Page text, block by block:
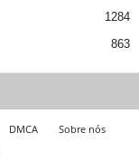
1284
863
DMCA
Sobre nós